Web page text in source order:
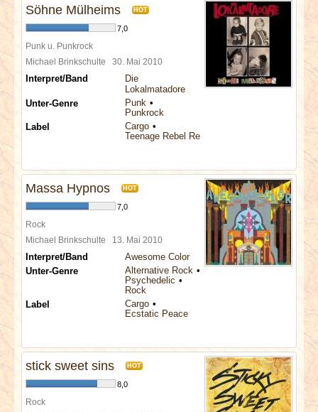
Söhne Mülheims HOT
7,0
Punk u. Punkrock
Michael Brinkschulte 30. Mai 2010
Interpret/Band
Die
Lokalmatadore
Unter-Genre
Punk
Punkrock
Label
Cargo
Teenage Rebel Records
Massa Hypnos HOT
7,0
Rock
Michael Brinkschulte 13. Mai 2010
Interpret/Band
Awesome Color
Unter-Genre
Alternative Rock
Psychedelic
Rock
Label
Cargo
Ecstatic Peace
stick sweet sins HOT
8,0
Rock